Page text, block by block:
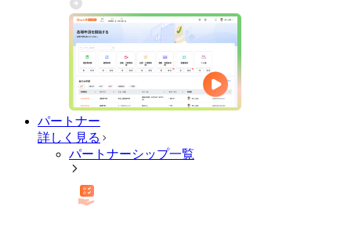
パートナー
詳しく見る
パートナーシップ一覧